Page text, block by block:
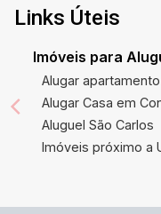
Links Úteis
Imóveis para
Alugar
Alugar Casa em
Aluguel São Carlos
Imóveis próximo a